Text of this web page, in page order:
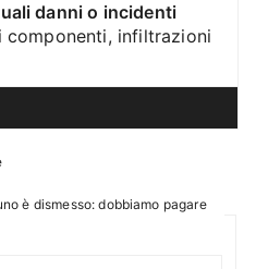
danni o incidenti
infiltrazioni
è dismesso: dobbiamo pagare